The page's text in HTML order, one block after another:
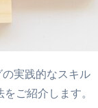
の実践的なスキル
ご紹介します。